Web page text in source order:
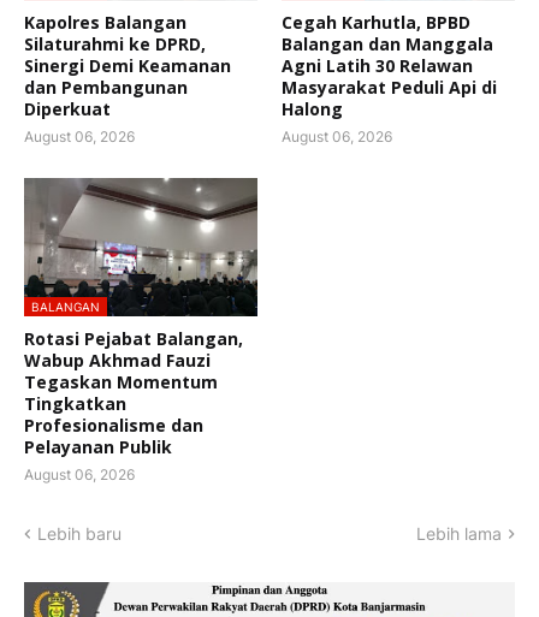
Kapolres Balangan
Silaturahmi ke DPRD,
Sinergi Demi Keamanan
dan Pembangunan
Diperkuat
August 06, 2026
Cegah Karhutla, BPBD
Balangan dan Manggala
Agni Latih 30 Relawan
Masyarakat Peduli Api di
Halong
August 06, 2026
BALANGAN
Rotasi Pejabat Balangan,
Wabup Akhmad Fauzi
Tegaskan Momentum
Tingkatkan
Profesionalisme dan
Pelayanan Publik
August 06, 2026
Lebih baru Lebih lama